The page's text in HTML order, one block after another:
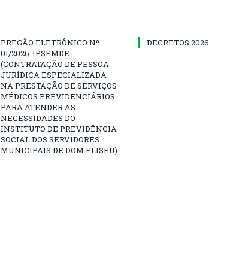
PREGÃO ELETRÔNICO Nº
01/2026-IPSEMDE
(CONTRATAÇÃO DE PESSOA
JURÍDICA ESPECIALIZADA
NA PRESTAÇÃO DE SERVIÇOS
MÉDICOS PREVIDENCIÁRIOS
PARA ATENDER AS
NECESSIDADES DO
INSTITUTO DE PREVIDÊNCIA
SOCIAL DOS SERVIDORES
MUNICIPAIS DE DOM ELISEU)
DECRETOS 2026